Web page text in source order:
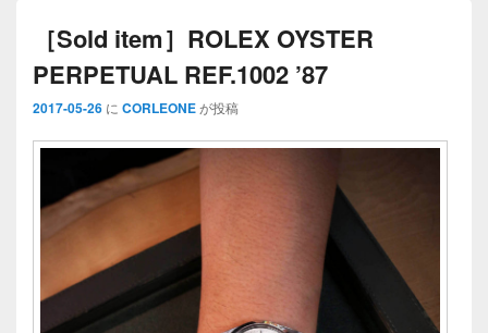
［Sold item］ROLEX OYSTER
PERPETUAL REF.1002 ’87
2017-05-26 に CORLEONEが投稿